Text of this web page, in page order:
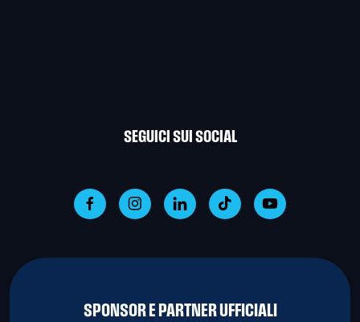
SEGUICI SUI SOCIAL
SPONSOR E PARTNER UFFICIALI